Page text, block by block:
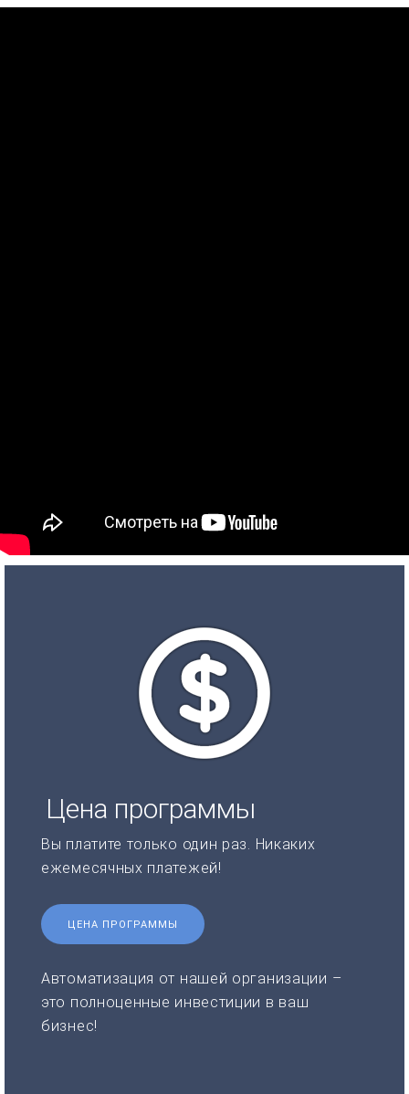
Цена программы
Вы платите только один раз. Никаких
ежемесячных платежей!
ЦЕНА ПРОГРАММЫ
Автоматизация от нашей организации –
это полноценные инвестиции в ваш
бизнес!